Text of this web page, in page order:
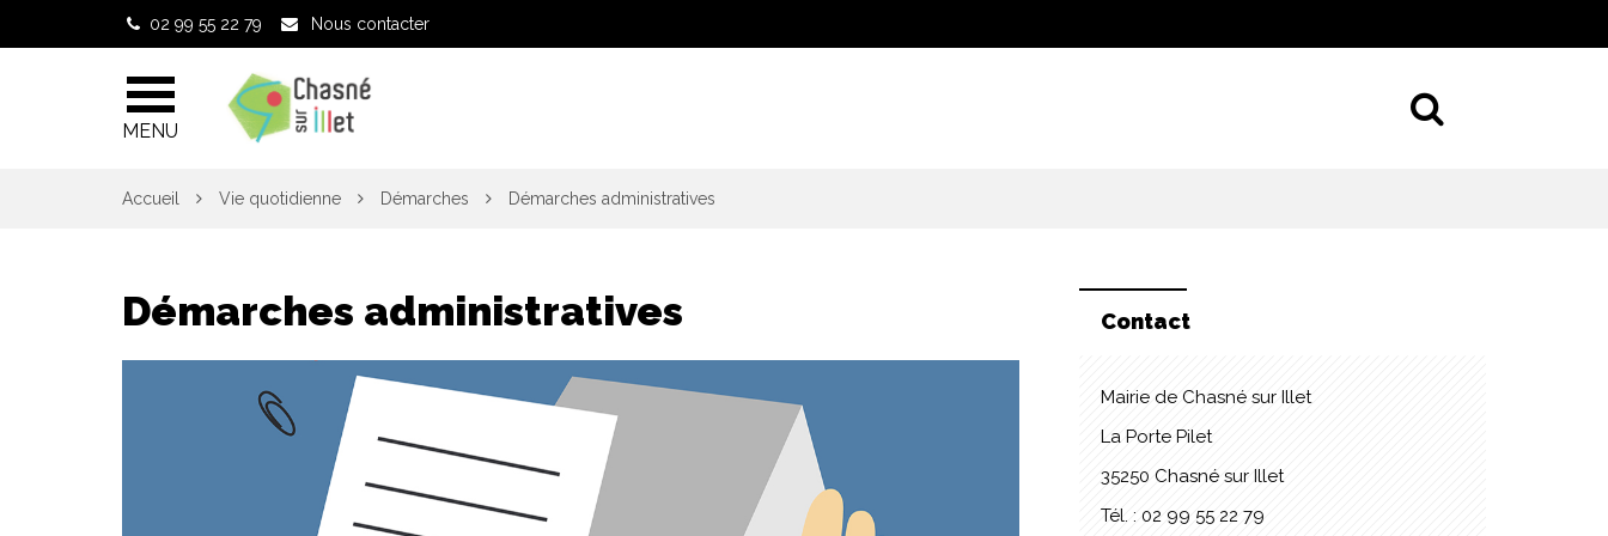
02 99 55 22 79 Nous contacter
MENU
Accueil Vie quotidienne Démarches Démarches administratives
Démarches administratives Contact
Mairie de Chasné sur Illet
La Porte Pilet
35250 Chasné sur Illet
Tél. : 02 99 55 22 79